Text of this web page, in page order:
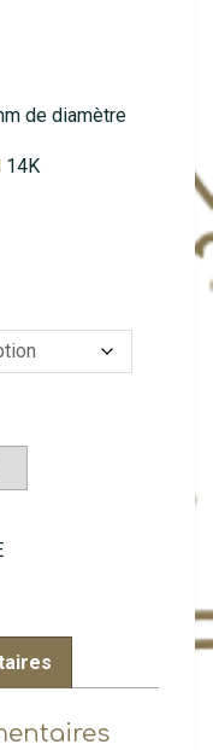
de diamètre
14K